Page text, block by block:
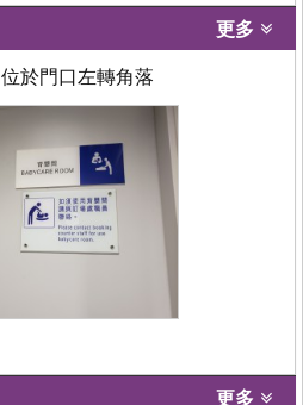
更多
於門口左轉角落
更多